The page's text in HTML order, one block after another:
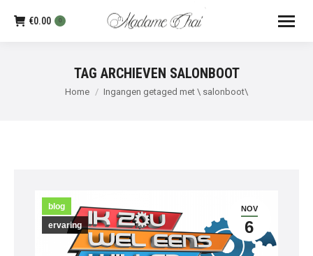
€0.00 0
TAG ARCHIEVEN SALONBOOT
Je bent hier:
Home Ingangen getaged met \ salonboot\
NOV
6
blog
ervaring